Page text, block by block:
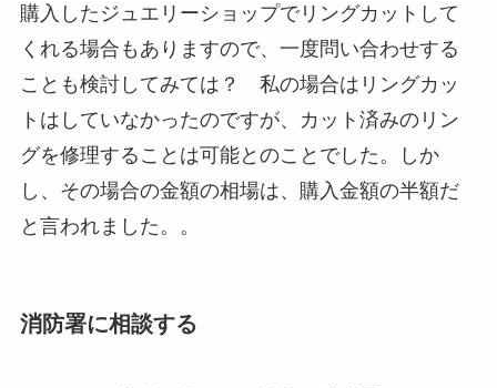
購入したジュエリーショップでリングカットして
くれる場合もありますので、一度問い合わせする
ことも検討してみては？ 私の場合はリングカッ
トはしていなかったのですが、カット済みのリン
グを修理することは可能とのことでした。しか
し、その場合の金額の相場は、購入金額の半額だ
と言われました。。
消防署に相談する